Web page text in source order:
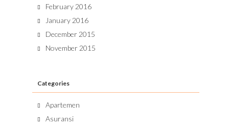
February 2016
January 2016
December 2015
November 2015
Categories
Apartemen
Asuransi